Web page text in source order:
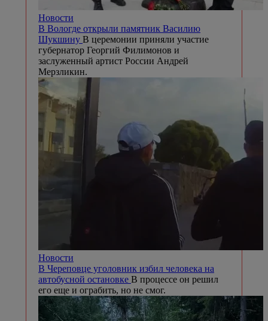
Новости
В Вологде открыли памятник Василию
Шукшину В церемонии приняли участие
губернатор Георгий Филимонов и
заслуженный артист России Андрей
Мерзликин.
Новости
В Череповце уголовник избил человека на
автобусной остановке В процессе он решил
его еще и ограбить, но не смог.